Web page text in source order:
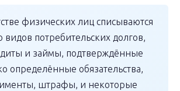
физических лиц списываются
видов потребительских долгов,
и займы, подтверждённые
определённые обязательства,
штрафы, и некоторые